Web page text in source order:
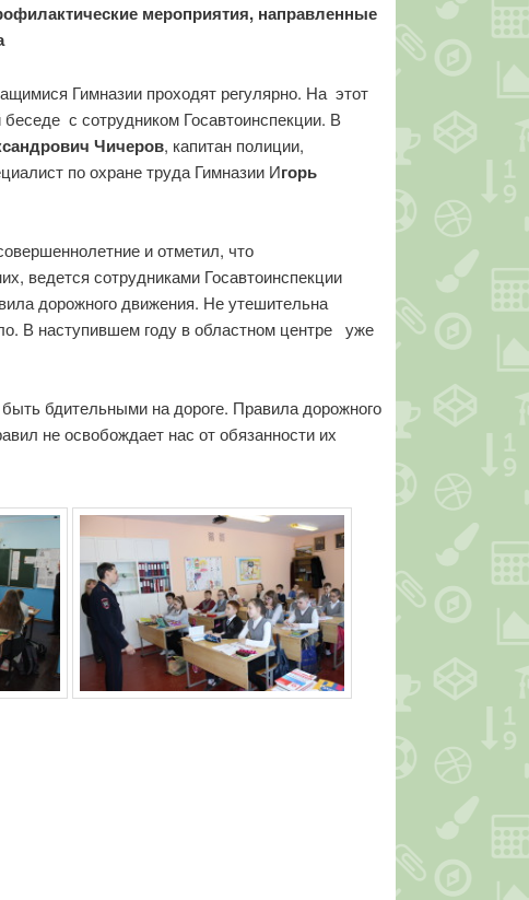
мероприятия, направленные
Гимназии проходят регулярно. На этот
с сотрудником Госавтоинспекции. В
Чичеров, капитан полиции,
по охране труда Гимназии Игорь
и отметил, что
ведется сотрудниками Госавтоинспекции
дорожного движения. Не утешительна
В наступившем году в областном центре уже
бдительными на дороге. Правила дорожного
не освобождает нас от обязанности их